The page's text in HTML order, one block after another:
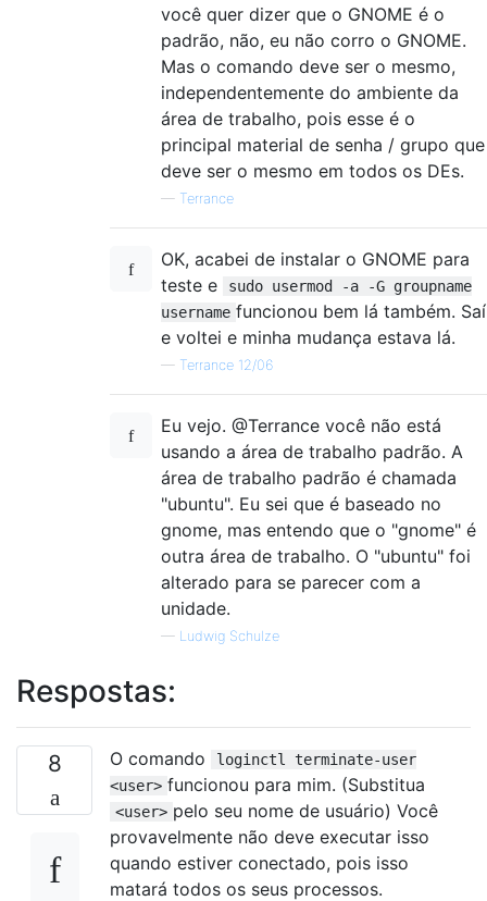
você quer dizer que o GNOME é o
padrão, não, eu não corro o GNOME.
Mas o comando deve ser o mesmo,
independentemente do ambiente da
área de trabalho, pois esse é o
principal material de senha / grupo que
deve ser o mesmo em todos os DEs.
— Terrance
OK, acabei de instalar o GNOME para
teste e
sudo usermod -a -G groupname
username funcionou bem lá também. Saí
e voltei e minha mudança estava lá.
— Terrance 12/06
Eu vejo. @Terrance você não está
usando a área de trabalho padrão. A
área de trabalho padrão é chamada
"ubuntu". Eu sei que é baseado no
gnome, mas entendo que o "gnome" é
outra área de trabalho. O "ubuntu" foi
alterado para se parecer com a
unidade.
— Ludwig Schulze
Respostas:
8 O comando
loginctl terminate-user
<user> funcionou para mim. (Substitua
<user> pelo seu nome de usuário) Você
provavelmente não deve executar isso
quando estiver conectado, pois isso
matará todos os seus processos.